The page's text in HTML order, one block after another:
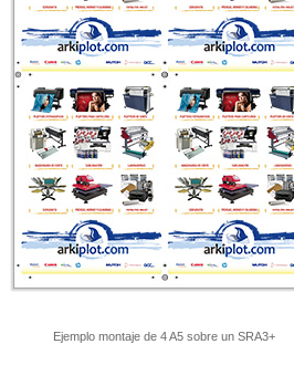
Ejemplo montaje de 4 A5 sobre un SRA3+